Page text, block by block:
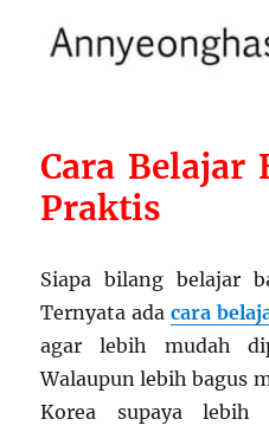
Cara Belajar
Praktis
Siapa bilang belajar
Ternyata ada cara
agar lebih mudah
Walaupun lebih bagus
Korea supaya lebih